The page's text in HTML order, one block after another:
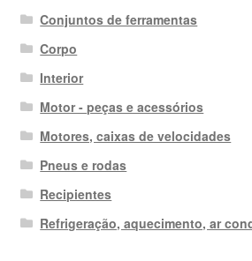
Conjuntos de ferramentas
Corpo
Interior
Motor - peças e acessórios
Motores, caixas de velocidades
Pneus e rodas
Recipientes
Refrigeração, aquecimento, ar